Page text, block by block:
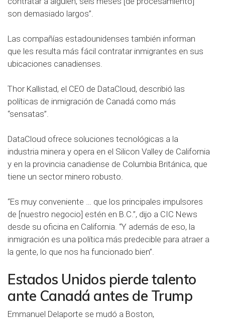
son ​​demasiado largos”.
Las compañías estadounidenses también informan
que les resulta más fácil contratar inmigrantes en sus
ubicaciones canadienses.
Thor Kallistad, el CEO de DataCloud, describió las
políticas de inmigración de Canadá como más
“sensatas”.
DataCloud ofrece soluciones tecnológicas a la
industria minera y opera en el Silicon Valley de California
y en la provincia canadiense de Columbia Británica, que
tiene un sector minero robusto.
“Es muy conveniente … que los principales impulsores
de [nuestro negocio] estén en B.C.”, dijo a CIC News
desde su oficina en California. “Y además de eso, la
inmigración es una política más predecible para atraer a
la gente, lo que nos ha funcionado bien”.
Estados Unidos pierde talento
ante Canadá antes de Trump
Emmanuel Delaporte se mudó a Boston,